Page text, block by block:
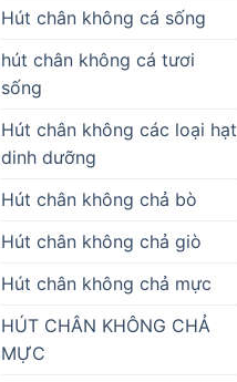
Hút chân không cá sống
hút chân không cá tươi
sống
Hút chân không các loại hạt
dinh dưỡng
Hút chân không chả bò
Hút chân không chả giò
Hút chân không chả mực
HÚT CHÂN KHÔNG CHẢ
MỰC